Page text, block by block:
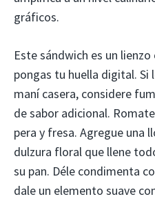
gráficos.
Este sándwich es un
pongas tu huella digital.
maní casera, considere
de sabor adicional.
pera y fresa. Agregue una
dulzura floral que llene
su pan. Déle condimenta
dale un elemento suave